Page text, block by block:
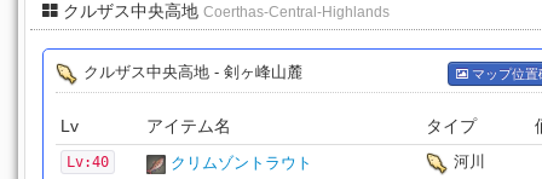
クルザス中央高地 Coerthas-Central-Highlands
クルザス中央高地 - 剣ヶ峰山麓 マップ位置
Lv アイテム名 タイプ
Lv:40 クリムゾントラウト 河川